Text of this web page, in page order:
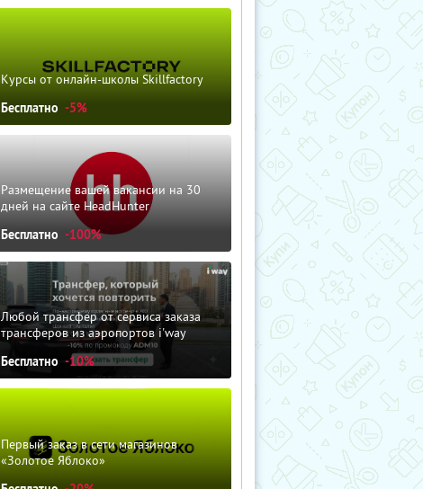
Курсы от онлайн-школы Skillfactory
Бесплатно -5%
Размещение вашей вакансии на 30
дней на сайте HeadHunter
Бесплатно -100%
Любой трансфер от сервиса заказа
трансферов из аэропортов i'way
Бесплатно -10%
Первый заказ в сети магазинов
«Золотое Яблоко»